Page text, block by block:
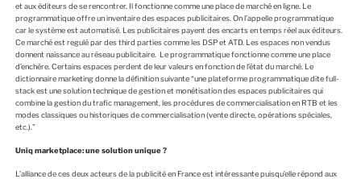
et aux éditeurs de se rencontrer. Il fonctionne comme une place de marché en ligne. Le
programmatique offre un inventaire des espaces publicitaires. On l’appelle programmatique
car le système est automatisé. Les publicitaires payent des encarts en temps réel aux éditeurs.
Ce marché est regulé par des third parties comme les DSP et ATD. Les espaces non vendus
donnent naissance au réseau publicitaire. Le programmatique fonctionne comme une place
d’enchère. Certains espaces perdent de leur valeurs en fonction de l’état du marché. Le
dictionnaire marketing donne la définition suivante “une plateforme programmatique dite full-
stack est une solution technique de gestion et monétisation des espaces publicitaires qui
combine la gestion du trafic management, les procédures de commercialisation en RTB et les
modes classiques ou historiques de commercialisation (vente directe, opérations spéciales,
etc.).”
Uniq marketplace: une solution unique ?
L’alliance de ces deux acteurs de la publicité en France est intéressante puisqu’elle répond aux